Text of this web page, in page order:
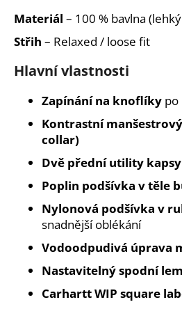
Materiál – 100 % bavlna (lehký
Střih – Relaxed / loose fit
Hlavní vlastnosti
Zapínání na knoflíky po
Kontrastní
collar)
Dvě přední utility kapsy
Poplin podšívka v těle
Nylonová podšívka v
snadnější oblékání
Vodoodpudivá úprava
Nastavitelný spodní
Carhartt WIP square
HLEDAT